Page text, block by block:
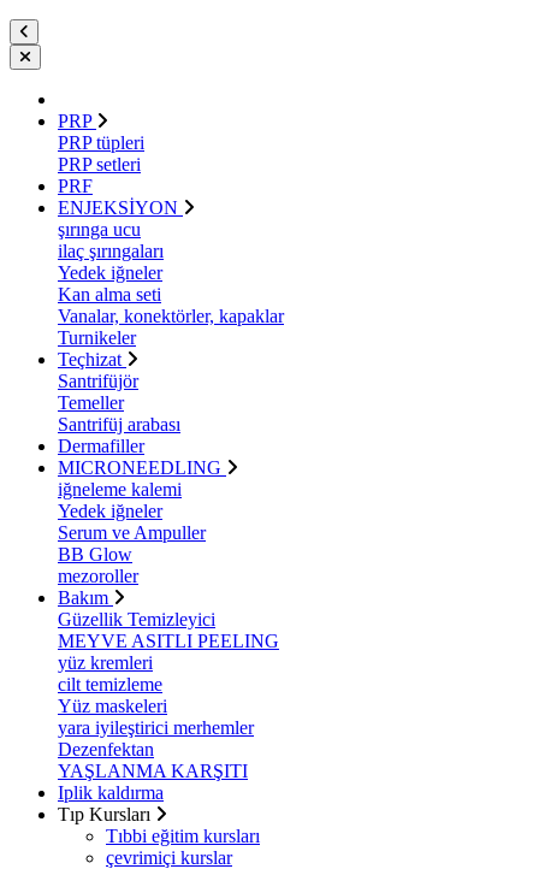
PRP
PRP tüpleri
PRP setleri
PRF
ENJEKSİYON
şırınga ucu
ilaç şırıngaları
Yedek iğneler
Kan alma seti
Vanalar, konektörler, kapaklar
Turnikeler
Teçhizat
Santrifüjör
Temeller
Santrifüj arabası
Dermafiller
MICRONEEDLING
iğneleme kalemi
Yedek iğneler
Serum ve Ampuller
BB Glow
mezoroller
Bakım
Güzellik Temizleyici
MEYVE ASITLI PEELING
yüz kremleri
cilt temizleme
Yüz maskeleri
yara iyileştirici merhemler
Dezenfektan
YAŞLANMA KARŞITI
Iplik kaldırma
Tıp Kursları
Tıbbi eğitim kursları
çevrimiçi kurslar